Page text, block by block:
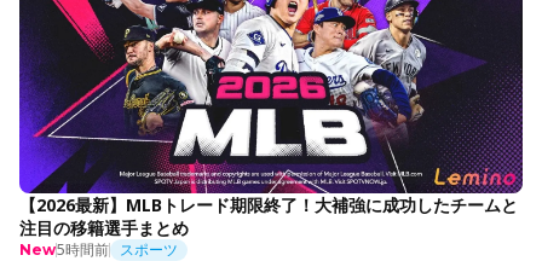
【2026最新】MLBトレード期限終了！大補強に成功したチームと
注目の移籍選手まとめ
New5時間前 スポーツ